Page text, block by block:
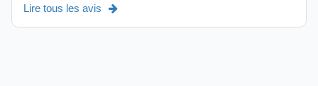
Lire tous les avis